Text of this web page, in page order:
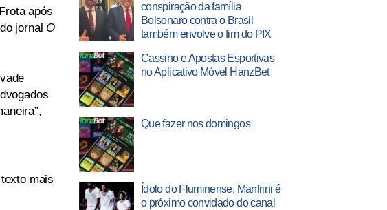
após
jornal O
mais
conspiração da família
Bolsonaro contra o Brasil
também envolve o fim do PIX
Cassino e Apostas Esportivas
no Aplicativo Móvel HanzBet
Que fazer nos domingos
Ídolo do Fluminense, Manfrini é
o próximo convidado do canal